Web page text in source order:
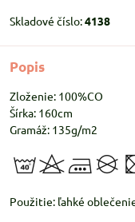
Skladové číslo:4138
Popis
Zloženie: 100%CO
Šírka: 160cm
Gramáž: 135g/m2
Použitie: ľahké